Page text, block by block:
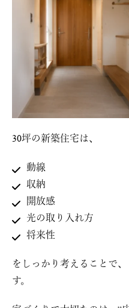
30坪の新築住宅は、
動線
収納
開放感
光の取り入れ方
将来性
をしっかり考えることで
す。